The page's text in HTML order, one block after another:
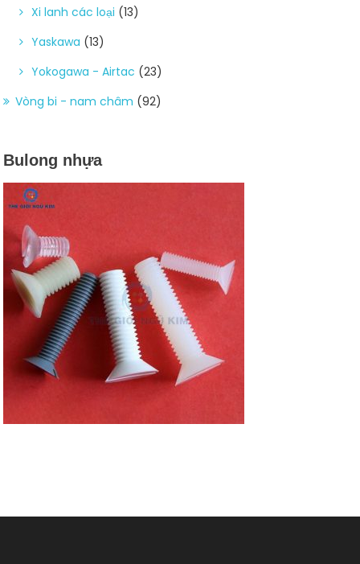
Xi lanh các loại (13)
Yaskawa (13)
Yokogawa - Airtac (23)
Vòng bi - nam châm (92)
Bulong nhựa